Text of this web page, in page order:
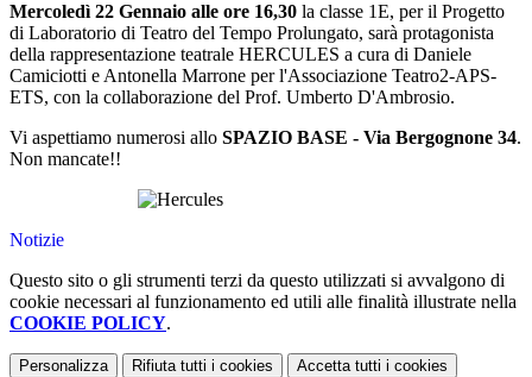
Mercoledì 22 Gennaio alle ore 16,30 la classe 1E, per il Progetto
di Laboratorio di Teatro del Tempo Prolungato, sarà protagonista
della rappresentazione teatrale HERCULES a cura di Daniele
Camiciotti e Antonella Marrone per l'Associazione Teatro2-APS-
ETS, con la collaborazione del Prof. Umberto D'Ambrosio.
Vi aspettiamo numerosi allo SPAZIO BASE - Via Bergognone 34.
Non mancate!!
Notizie
Questo sito o gli strumenti terzi da questo utilizzati si avvalgono di
cookie necessari al funzionamento ed utili alle finalità illustrate nella
COOKIE POLICY.
Personalizza Rifiuta tutti i cookies Accetta tutti i cookies